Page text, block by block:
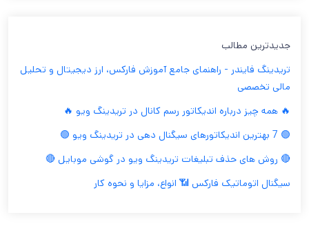
جدیدترین مطالب
تریدینگ فایندر - راهنمای جامع آموزش فارکس، ارز دیجیتال و تحلیل
مالی تخصصی
🔥 همه چیز درباره اندیکاتور رسم کانال در تریدینگ ویو 🔥
🟢 7 بهترین اندیکاتورهای سیگنال دهی در تریدینگ ویو 🟢
🔴 روش های حذف تبلیغات تریدینگ ویو در گوشی موبایل 🔴
سیگنال اتوماتیک فارکس 📶 انواع، مزایا و نحوه کار